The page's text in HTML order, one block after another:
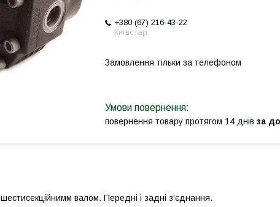
+380 (67) 216-43-22
Київстар
Замовлення тільки за телефоном
повернення товару протягом 14 днів за
валом. Передні і задні з'єднання.